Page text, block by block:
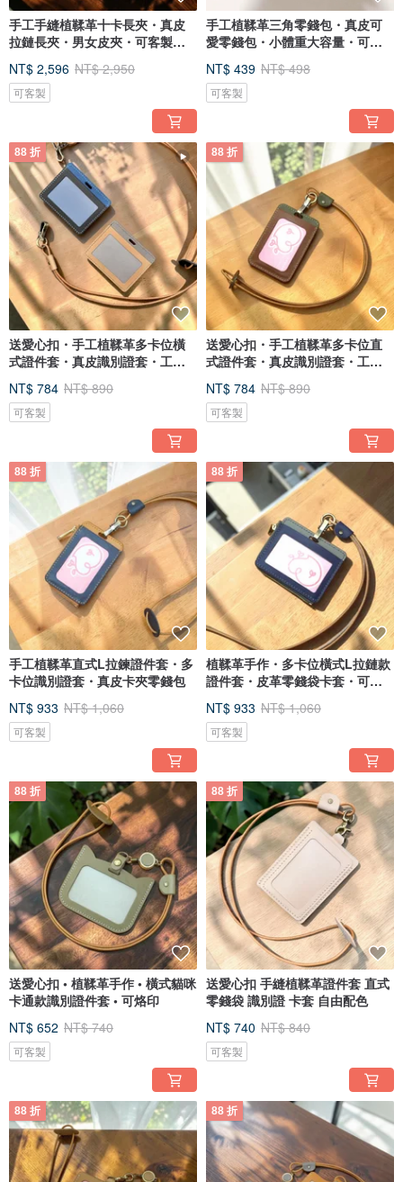
手工手縫植鞣革十卡長夾・真皮
拉鏈長夾・男女皮夾・可客製配
NT$ 2,596 NT$ 2,950
可客製
手工植鞣革三角零錢包・真皮可
愛零錢包・小體重大容量・可烙
NT$ 439 NT$ 498
可客製
88 折
送愛心扣・手工植鞣革多卡位橫
式證件套・真皮識別證套・工作
NT$ 784 NT$ 890
可客製
88 折
送愛心扣・手工植鞣革多卡位直
式證件套・真皮識別證套・工作
NT$ 784 NT$ 890
可客製
88 折
手工植鞣革直式L拉鍊證件套・多
卡位識別證套・真皮卡夾零錢包
NT$ 933 NT$ 1,060
可客製
88 折
植鞣革手作・多卡位橫式L拉鏈款
證件套・皮革零錢袋卡套・可烙
NT$ 933 NT$ 1,060
可客製
88 折
送愛心扣 • 植鞣革手作 • 橫式貓咪
卡通款識別證件套 • 可烙印
NT$ 652 NT$ 740
可客製
88 折
送愛心扣 手縫植鞣革證件套 直式
零錢袋 識別證 卡套 自由配色
NT$ 740 NT$ 840
可客製
88 折 88 折